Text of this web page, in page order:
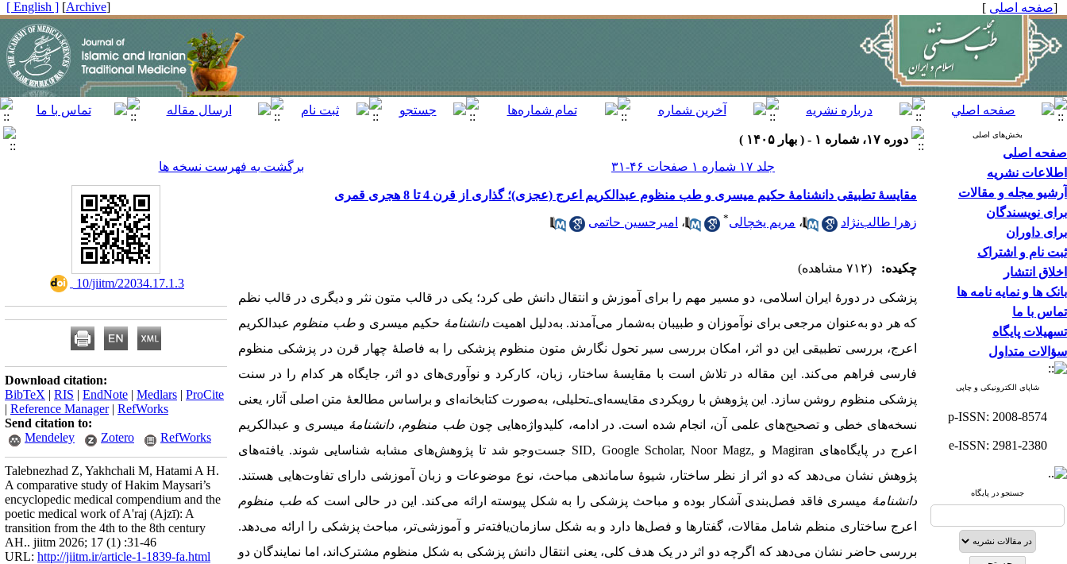
[صفحه اصلی ]
[
Archive
]
[ English ]
بخش‌های اصلی
صفحه اصلی
اطلاعات نشریه
آرشیو مجله و مقالات
برای نویسندگان
برای داوران
ثبت نام و اشتراک
اخلاق انتشار
بانک ها و نمایه نامه ها
تماس با ما
تسهیلات پایگاه
سؤالات متداول
شاپای الکترونیکی و چاپی
p-ISSN: 2008-8574
e-ISSN: 2981-2380
جستجو در پایگاه
دوره ۱۷، شماره ۱ - ( بهار ۱۴۰۵ )
جلد ۱۷ شماره ۱ صفحات ۴۶-۳۱
برگشت به فهرست نسخه ها
مقایسۀ تطبیقی دانشنامۀ حکیم میسری و طب ‌منظوم عبدالکریم اعرج (عجزی)؛ گذاری از قرن 4 تا 8 هجری قمری
زهرا طالب‌‌نژاد ، مریم یخچالی* ، امیرحسین حاتمی
چکیده: (۷۱۲ مشاهده)
پزشکی در دورۀ ایران اسلامی، دو مسیر مهم را برای آموزش و انتقال دانش طی کرد؛ یکی در قالب متون نثر و دیگری در قالب نظم
که هر دو به‌عنوان مرجعی برای نوآموزان و طبیبان به‌شمار می‌آمدند. به‌دلیل اهمیتدانشنامۀ حکیم میسری وطب ‌منظوم عبدالکریم
اعرج، بررسی تطبیقی این دو اثر، امکان بررسی سیر تحول نگارش متون منظوم پزشکی را به فاصلۀ چهار قرن در پزشکی منظوم
فارسی فراهم می‌کند. این مقاله در تلاش است با مقایسۀ ساختار، زبان، کارکرد و نوآوری‌های دو اثر، جایگاه هر کدام را در سنت
پزشکی منظوم روشن سازد. این پژوهش با رویکردی مقایسه‌ای‌ـ‌تحلیلی، به‌صورت کتابخانه‌ای و براساس مطالعۀ متن اصلی آثار، یعنی
نسخه‌های خطی و تصحیح‌های علمی آن، انجام شده است. در ادامه، کلیدواژه‌هایی چونطب ‌منظوم، دانشنامۀ میسری و عبدالکریم
اعرج در پایگاه‌های
SID, Google Scholar, Noor Magz, و Magiran جست‌‌وجو شد تا پژوهش‌های مشابه شناسایی شوند. یافته‌های
پژوهش نشان می‌دهد که دو اثر از نظر ساختار، شیوۀ ساماندهی مباحث، نوع موضوعات و زبان آموزشی دارای تفاوت‌هایی هستند.
دانشنامۀ میسری فاقد فصل‌بندی آشکار بوده و مباحث پزشکی را به شکل پیوسته ارائه می‌کند. این در حالی است کهطب ‌منظوم
اعرج ساختاری منظم شامل مقالات، گفتارها و فصل‌ها دارد و به شکل سازمان‌یافته‌‌تر و آموزشی‌تر، مباحث پزشکی را ارائه می‌دهد.
بررسی حاضر نشان می‌دهد که اگرچه دو اثر در یک هدف کلی، یعنی انتقال دانش پزشکی به شکل منظوم مشترک‌اند، اما نمایندگان دو
‎ 10/jiitm/22034.17.1.3
Download citation:
BibTeX | RIS | EndNote | Medlars | ProCite
| Reference Manager| RefWorks
Send citation to:
Mendeley
Zotero RefWorks
Talebnezhad Z, Yakhchali M, Hatami A H.
A comparative study of Hakim Maysari’s
encyclopedic medical compendium and the
poetic medical work of A'raj (Ajzī): A
transition from the 4th to the 8th century
AH.. jiitm 2026; 17 (1) :31-46
URL: http://jiitm.ir/article-1-1839-fa.html